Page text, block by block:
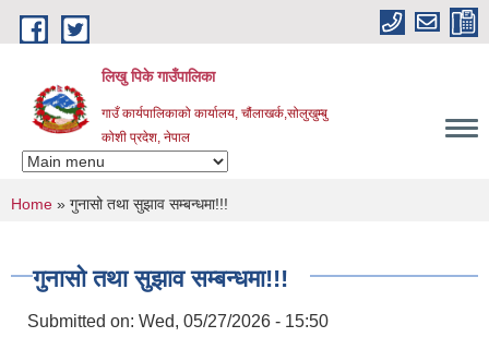
Skip to main content
लिखु पिके गाउँपालिका
गाउँ कार्यपालिकाको कार्यालय, चौंलाखर्क,सोलुखुम्बु
कोशी प्रदेश, नेपाल
You are here
Home » गुनासो तथा सुझाव सम्बन्धमा!!!
गुनासो तथा सुझाव सम्बन्धमा!!!
Submitted on: Wed, 05/27/2026 - 15:50